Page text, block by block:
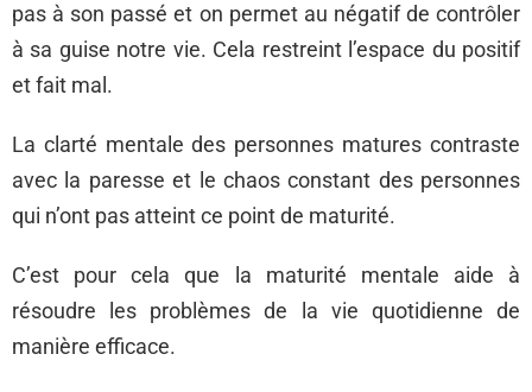
pas à son passé et on permet au négatif de contrôler
à sa guise notre vie. Cela restreint l’espace du positif
et fait mal.
La clarté mentale des personnes matures contraste
avec la paresse et le chaos constant des personnes
qui n’ont pas atteint ce point de maturité.
C’est pour cela que la maturité mentale aide à
résoudre les problèmes de la vie quotidienne de
manière efficace.